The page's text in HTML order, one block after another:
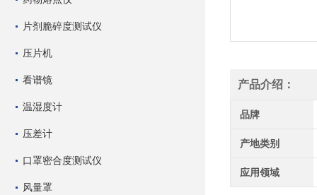
片剂脆碎度测试仪
压片机
看谱镜
温湿度计
压差计
口罩密合度测试仪
风量罩
产品介绍：
品牌
产地类别
应用领域